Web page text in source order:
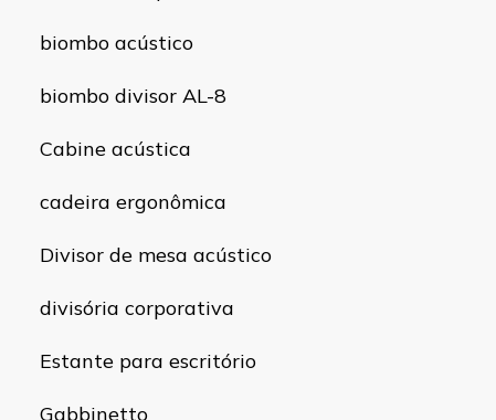
biombo acústico
biombo divisor AL-8
Cabine acústica
cadeira ergonômica
Divisor de mesa acústico
divisória corporativa
Estante para escritório
Gabbinetto